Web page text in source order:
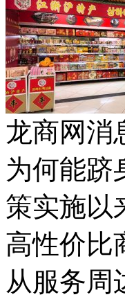
龙商网消
为何能跻
策实施以
高性价比
从服务周